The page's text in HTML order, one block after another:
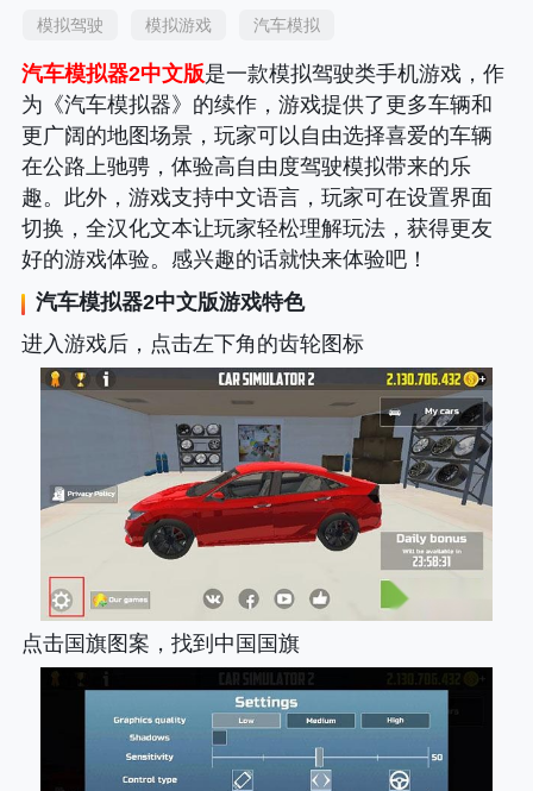
模拟驾驶 模拟游戏 汽车模拟
汽车模拟器2中文版是一款模拟驾驶类手机游戏，作
为《汽车模拟器》的续作，游戏提供了更多车辆和
更广阔的地图场景，玩家可以自由选择喜爱的车辆
在公路上驰骋，体验高自由度驾驶模拟带来的乐
趣。此外，游戏支持中文语言，玩家可在设置界面
切换，全汉化文本让玩家轻松理解玩法，获得更友
好的游戏体验。感兴趣的话就快来体验吧！
汽车模拟器2中文版游戏特色
进入游戏后，点击左下角的齿轮图标
点击国旗图案，找到中国国旗